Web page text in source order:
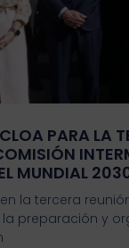
PARA LA
MUNDIAL
la tercera
preparación y